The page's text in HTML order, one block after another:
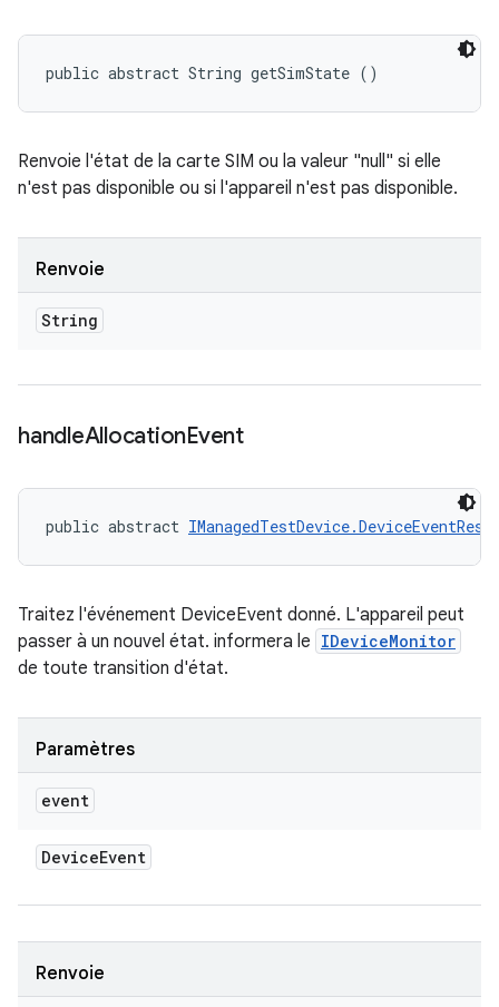
public abstract String getSimState ()
Renvoie l'état de la carte SIM ou la valeur "null" si elle
n'est pas disponible ou si l'appareil n'est pas disponible.
Renvoie
String
handleAllocationEvent
public abstract
Traitez l'événement DeviceEvent donné. L'appareil peut
passer à un nouvel état. informera le IDeviceMonitor
de toute transition d'état.
Paramètres
event
DeviceEvent
Renvoie